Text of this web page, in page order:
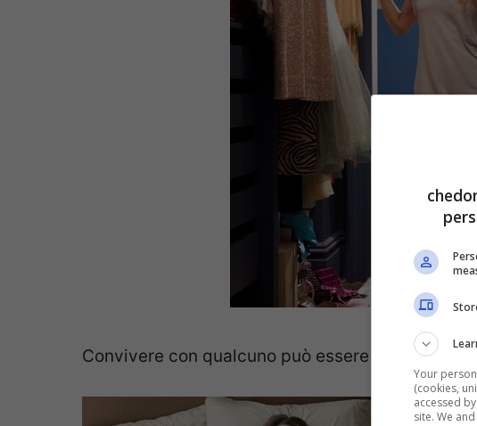
Convivere con qualcuno può essere bellissimo o
L’esito
Your
(cookies,
accessed
site. We